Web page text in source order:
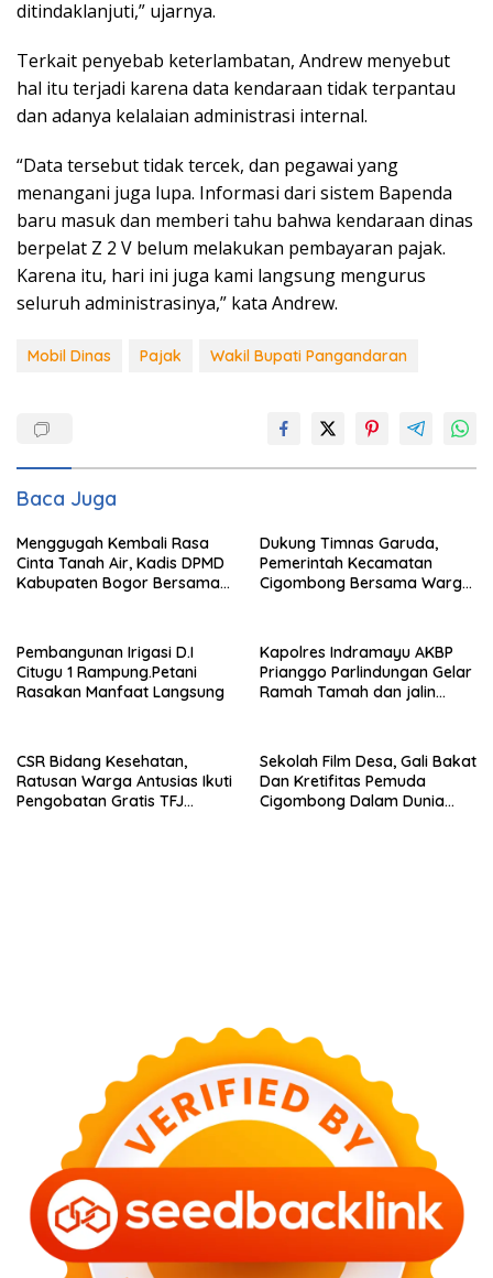
ditindaklanjuti,” ujarnya.
Terkait penyebab keterlambatan, Andrew menyebut
hal itu terjadi karena data kendaraan tidak terpantau
dan adanya kelalaian administrasi internal.
“Data tersebut tidak tercek, dan pegawai yang
menangani juga lupa. Informasi dari sistem Bapenda
baru masuk dan memberi tahu bahwa kendaraan dinas
berpelat Z 2 V belum melakukan pembayaran pajak.
Karena itu, hari ini juga kami langsung mengurus
seluruh administrasinya,” kata Andrew.
Mobil Dinas Pajak Wakil Bupati Pangandaran
Baca Juga
Menggugah Kembali Rasa
Cinta Tanah Air, Kadis DPMD
Kabupaten Bogor Bersama
Masyarakat Dan Pengguna
Jalan.
Dukung Timnas Garuda,
Pemerintah Kecamatan
Cigombong Bersama Warga
Pembangunan Irigasi D.I
Citugu 1 Rampung.Petani
Rasakan Manfaat Langsung
Kapolres Indramayu AKBP
Prianggo Parlindungan Gelar
Ramah Tamah dan jalin
CSR Bidang Kesehatan,
Ratusan Warga Antusias Ikuti
Pengobatan Gratis TFJ
Sekolah Film Desa, Gali Bakat
Dan Kretifitas Pemuda
Cigombong Dalam Dunia